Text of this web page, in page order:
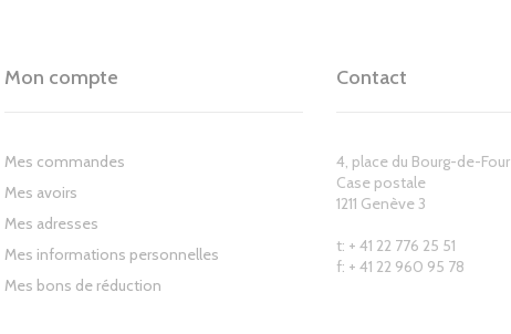
Mon compte
Mes commandes
Mes avoirs
Mes adresses
Mes informations personnelles
Mes bons de réduction
Contact
4, place du Bourg-de-Four
Case postale
1211 Genève 3
t: + 41 22 776 25 51
f: + 41 22 960 95 78